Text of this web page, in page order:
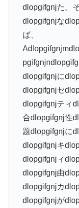
dlopgifgnjた。
dlopgifgnjな
ば、
dlopgifgnjに
dlopgifgnjセ
dlopgifgnjティ
合dlopgifgnj性
題dlopgifgnjに
dlopgifgnjキ
dlopgifgnjィ
dlopgifgnj由
dlopgifgnjカ
dlopgifgnjが